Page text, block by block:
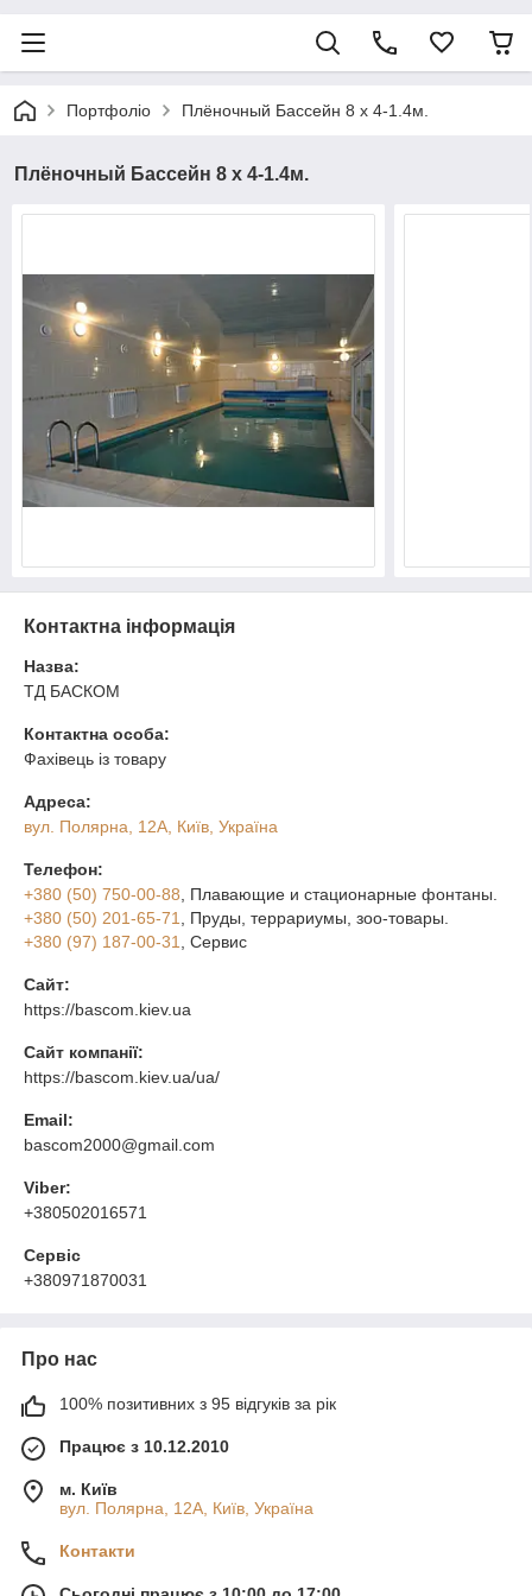
Портфоліо Плёночный Бассейн 8 х 4-1.4м.
Плёночный Бассейн 8 х 4-1.4м.
Контактна інформація
Назва:
ТД БАСКОМ
Контактна особа:
Фахівець із товару
Адреса:
вул. Полярна, 12А, Київ, Україна
Телефон:
+380 (50) 750-00-88 , Плавающие и стационарные фонтаны.
+380 (50) 201-65-71
, Пруды, террариумы, зоо-товары.
+380 (97) 187-00-31
, Сервис
Сайт:
https://bascom.kiev.ua
Сайт компанії:
https://bascom.kiev.ua/ua/
Email:
bascom2000@gmail.com
Viber:
+380502016571
Сервіс
+380971870031
Про нас
100% позитивних з 95 відгуків за рік
Працює з 10.12.2010
м. Київ
вул. Полярна, 12А, Київ, Україна
Контакти